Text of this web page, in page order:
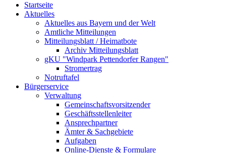
Startseite
Aktuelles
Aktuelles aus Bayern und der Welt
Amtliche Mitteilungen
Mitteilungsblatt / Heimatbote
Archiv Mitteilungsblatt
gKU "Windpark Pettendorfer Rangen"
Stromertrag
Notruftafel
Bürgerservice
Verwaltung
Gemeinschaftsvorsitzender
Geschäftsstellenleiter
Ansprechpartner
Ämter & Sachgebiete
Aufgaben
Online-Dienste & Formulare